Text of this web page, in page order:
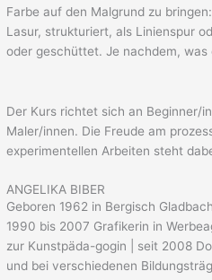
Farbe auf den Malgrund zu
Lasur, strukturiert, als Linienspur
oder geschüttet. Je nachdem, was
Der Kurs richtet sich an Beginner/
Maler/innen. Die Freude am
experimentellen Arbeiten steht
ANGELIKA BIBER
Geboren 1962 in Bergisch
1990 bis 2007 Grafikerin in
zur Kunstpäda-gogin | seit 2008
und bei verschiedenen